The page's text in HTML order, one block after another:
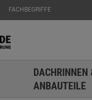
FACHBEGRIFFE
DACHRINNEN
ANBAUTEILE